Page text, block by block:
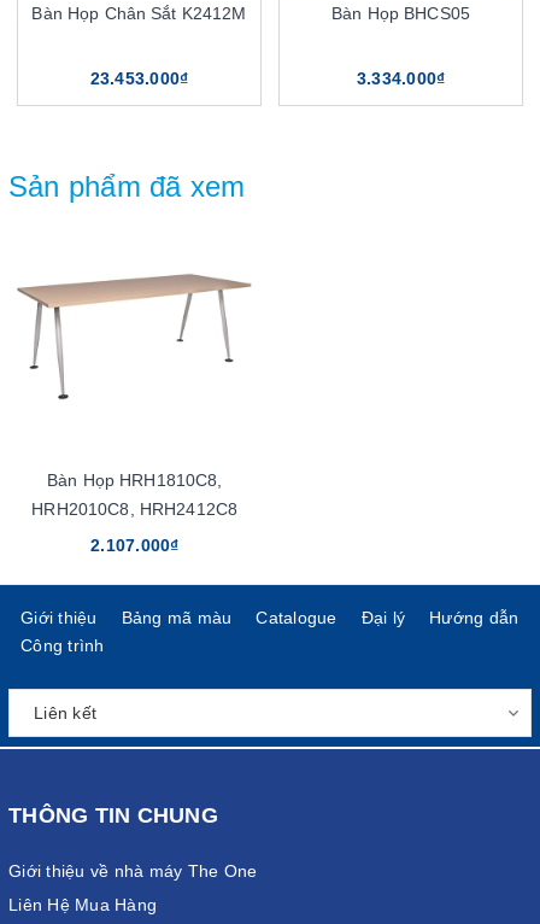
Bàn Họp Chân Sắt K2412M
23.453.000₫
Bàn Họp BHCS05
3.334.000₫
Sản phẩm đã xem
Bàn Họp HRH1810C8,
HRH2010C8, HRH2412C8
2.107.000₫
Giới thiệu Bảng mã màu Catalogue Đại lý
Hướng dẫn
Công trình
THÔNG TIN CHUNG
Giới thiệu về nhà máy The One
Liên Hệ Mua Hàng